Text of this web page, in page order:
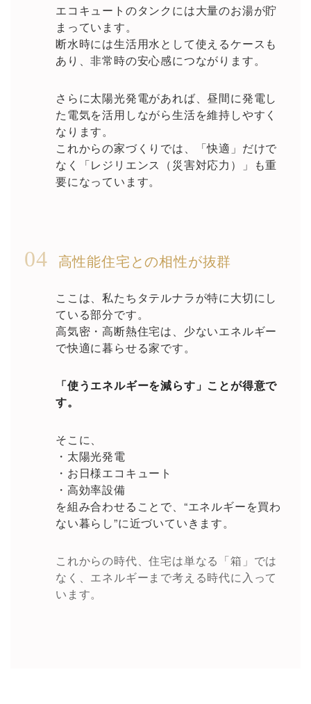
エコキュートのタンクには大量のお湯が貯
まっています。
断水時には生活用水として使えるケースも
あり、非常時の安心感につながります。
さらに太陽光発電があれば、昼間に発電し
た電気を活用しながら生活を維持しやすく
なります。
これからの家づくりでは、「快適」だけで
なく「レジリエンス（災害対応力）」も重
要になっています。
04 高性能住宅との相性が抜群
ここは、私たちタテルナラが特に大切にし
ている部分です。
高気密・高断熱住宅は、少ないエネルギー
で快適に暮らせる家です。
「使うエネルギーを減らす」ことが得意で
す。
そこに、
・太陽光発電
・お日様エコキュート
・高効率設備
を組み合わせることで、“エネルギーを買わ
ない暮らし”に近づいていきます。
これからの時代、住宅は単なる「箱」では
なく、エネルギーまで考える時代に入って
います。